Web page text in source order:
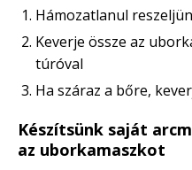
Hámozatlanul
Keverje össze az
túróval
Ha száraz a bőre,
Készítsünk saját
az uborkamaszkot